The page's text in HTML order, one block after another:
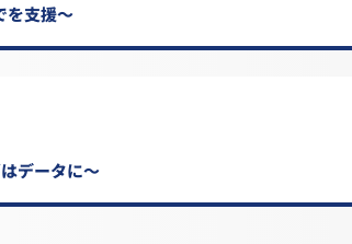
を支援～
データに～